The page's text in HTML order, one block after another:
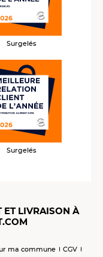
Surgelés
Surgelés
ET LIVRAISON À
ma commune
CGV